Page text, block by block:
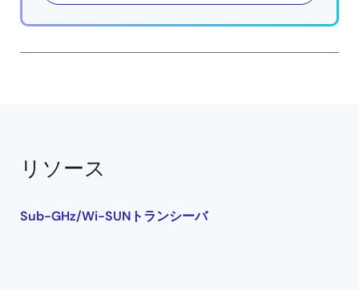
リソース
Sub-GHz/Wi-SUNトランシーバ